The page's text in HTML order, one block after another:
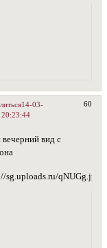
60
14-03-
20:23:44
вид с